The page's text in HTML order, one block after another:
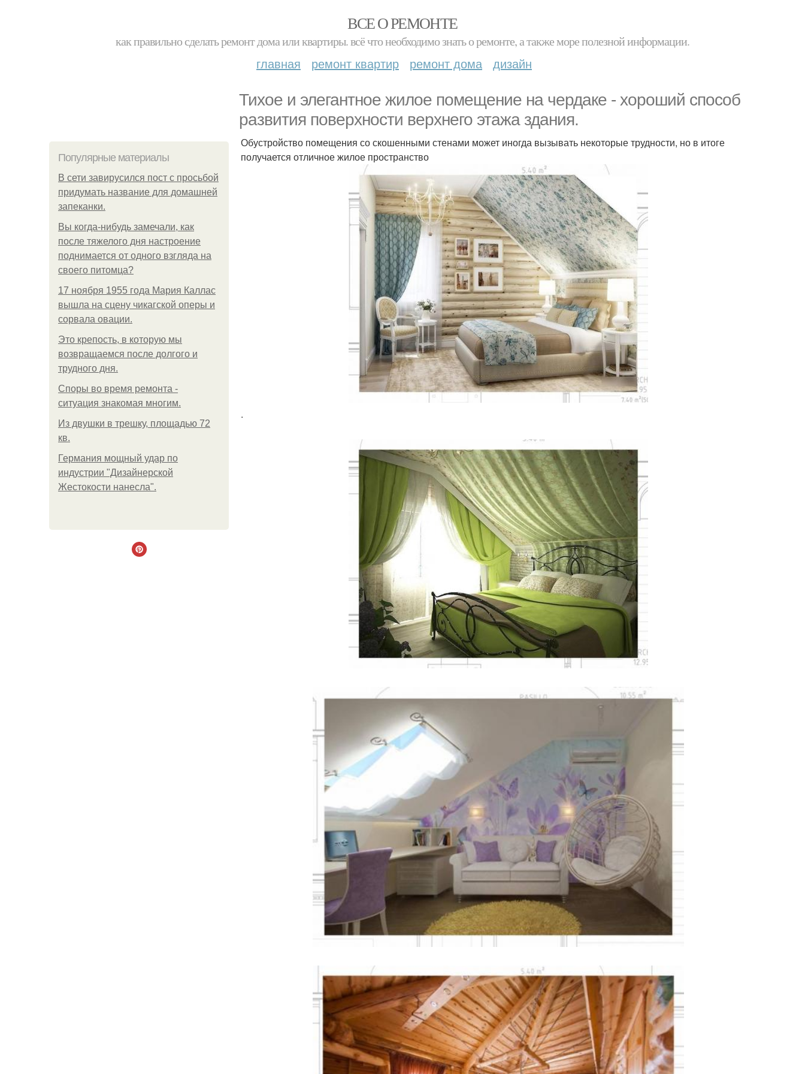
ВСЕ О РЕМОНТЕ
как правильно сделать ремонт дома или квартиры. всё что необходимо знать о ремонте, а также море полезной информации.
главная ремонт квартир ремонт дома дизайн
Тихое и элегантное жилое помещение на чердаке - хороший способ
развития поверхности верхнего этажа здания.
Популярные материалы
В сети завирусился пост с просьбой
придумать название для домашней
запеканки.
Вы когда-нибудь замечали, как
после тяжелого дня настроение
поднимается от одного взгляда на
своего питомца?
17 ноября 1955 года Мария Каллас
вышла на сцену чикагской оперы и
сорвала овации.
Это крепость, в которую мы
возвращаемся после долгого и
трудного дня.
Споры во время ремонта -
ситуация знакомая многим.
Из двушки в трешку, площадью 72
кв.
Германия мощный удар по
индустрии "Дизайнерской
Жестокости нанесла".
Обустройство помещения со скошенными стенами может иногда вызывать некоторые трудности, но в итоге
получается отличное жилое пространство
.